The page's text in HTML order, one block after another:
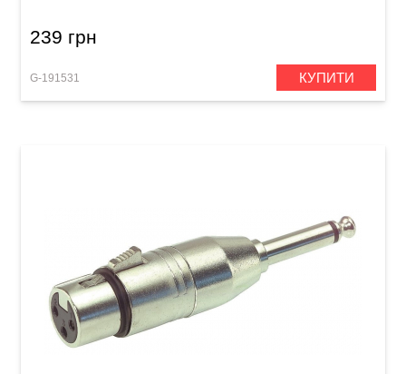
239 грн
G-191531 КУПИТИ